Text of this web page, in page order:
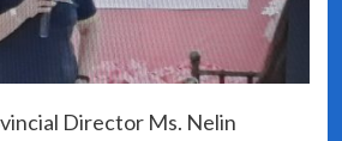
Director Ms. Nelin